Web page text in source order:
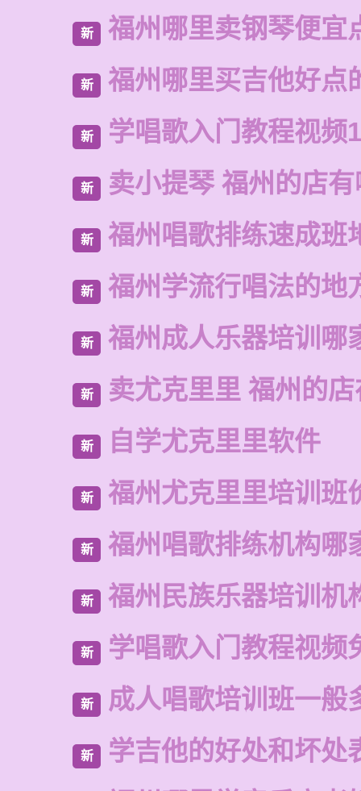
新 福州哪里卖钢琴便宜
新 福州哪里买吉他好点
新 学唱歌入门教程视频
新 卖小提琴 福州的店
新 福州唱歌排练速成班
新 福州学流行唱法的地
新 福州成人乐器培训哪
新 卖尤克里里 福州的
新 自学尤克里里软件
新 福州尤克里里培训班
新 福州唱歌排练机构哪
新 福州民族乐器培训机
新 学唱歌入门教程视频
新 成人唱歌培训班一般
新 学吉他的好处和坏处